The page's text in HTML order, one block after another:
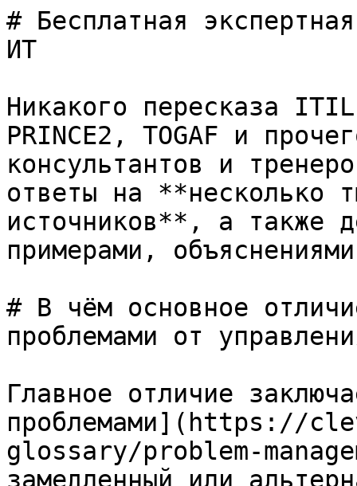
# Бесплатная
ИТ
Никакого пересказа
PRINCE2, TOGAF и
консультантов и
ответы на **несколько
источников**, а также
примерами,
# В чём основное
проблемами от
Главное отличие
проблемами](https://
glossary/problem-
замедленный или